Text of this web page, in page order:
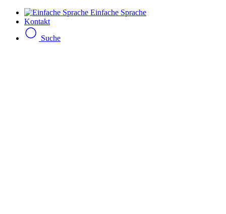
Einfache Sprache
Kontakt
Suche